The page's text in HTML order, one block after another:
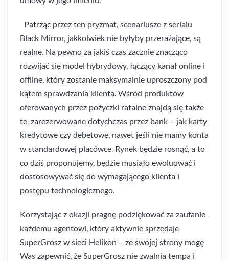
Patrząc przez ten pryzmat, scenariusze z serialu
Black Mirror, jakkolwiek nie byłyby przerażające, są
realne. Na pewno za jakiś czas zacznie znacząco
rozwijać się model hybrydowy, łączący kanał online i
offline, który zostanie maksymalnie uproszczony pod
kątem sprawdzania klienta. Wśród produktów
oferowanych przez pożyczki ratalne znajdą się także
te, zarezerwowane dotychczas przez bank – jak karty
kredytowe czy debetowe, nawet jeśli nie mamy konta
w standardowej placówce. Rynek będzie rosnąć, a to
co dziś proponujemy, będzie musiało ewoluować i
dostosowywać się do wymagającego klienta i
postępu technologicznego.
Korzystając z okazji pragnę podziękować za zaufanie
każdemu agentowi, który aktywnie sprzedaje
SuperGrosz w sieci Helikon – ze swojej strony mogę
Was zapewnić, że SuperGrosz nie zwalnia tempa i